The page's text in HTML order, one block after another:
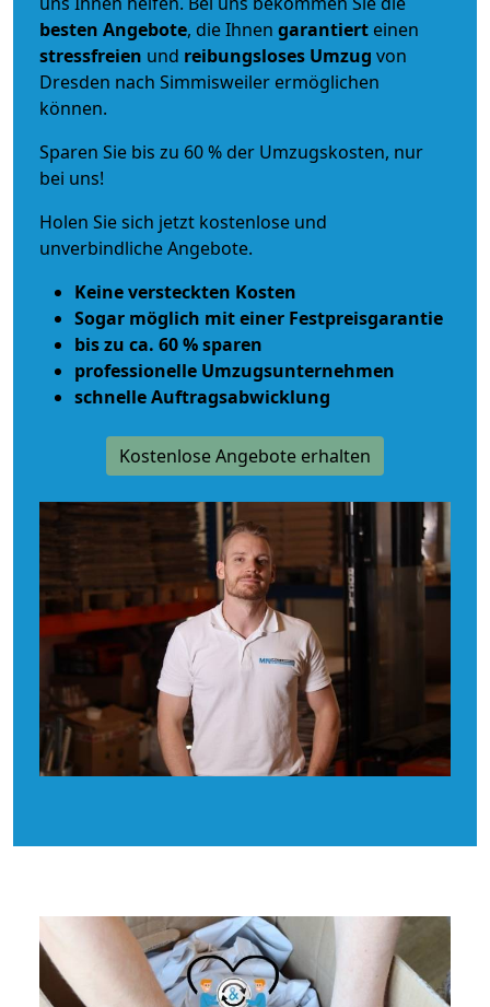
besten Angebote, die Ihnen garantiert einen
stressfreien und reibungsloses Umzug von
Dresden nach Simmisweiler ermöglichen
können.
Sparen Sie bis zu 60 % der Umzugskosten, nur
bei uns!
Holen Sie sich jetzt kostenlose und
unverbindliche Angebote.
Keine versteckten Kosten
Sogar möglich mit einer Festpreisgarantie
bis zu ca. 60 % sparen
professionelle Umzugsunternehmen
schnelle Auftragsabwicklung
Kostenlose Angebote erhalten